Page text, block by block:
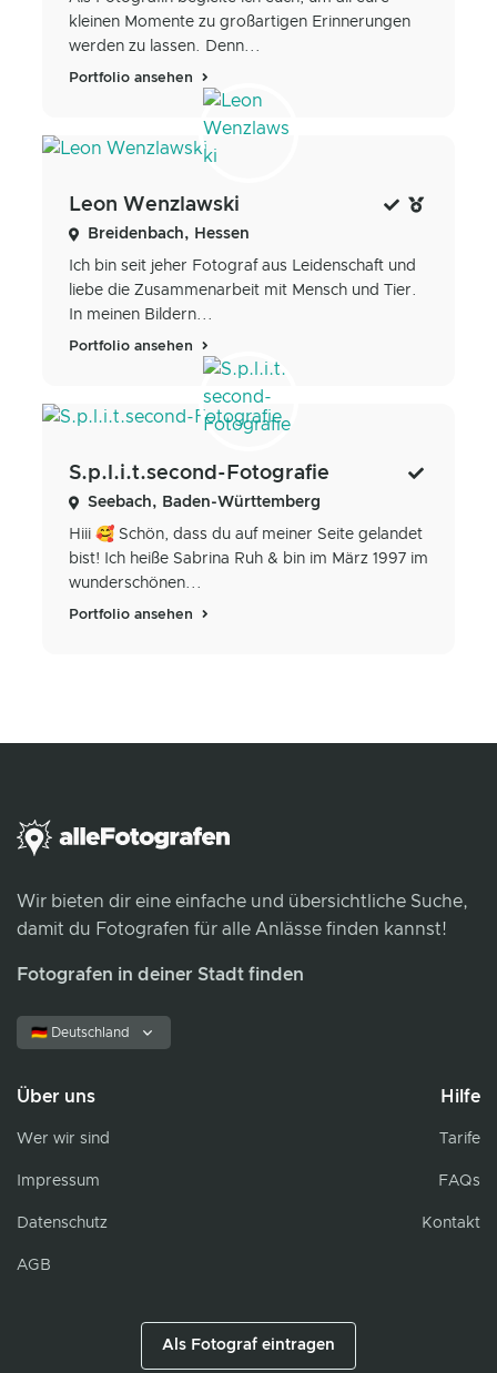
kleinen Momente zu großartigen Erinnerungen
werden zu lassen. Denn...
Portfolio ansehen
Leon Wenzlawski
Breidenbach, Hessen
Ich bin seit jeher Fotograf aus Leidenschaft und
liebe die Zusammenarbeit mit Mensch und Tier.
In meinen Bildern...
Portfolio ansehen
S.p.l.i.t.second-Fotografie
Seebach, Baden-Württemberg
Hiii 🥰 Schön, dass du auf meiner Seite gelandet
bist! Ich heiße Sabrina Ruh & bin im März 1997 im
wunderschönen...
Portfolio ansehen
Wir bieten dir eine einfache und übersichtliche Suche,
damit du Fotografen für alle Anlässe finden kannst!
Fotografen in deiner Stadt finden
🇩🇪 Deutschland
Über uns
Wer wir sind
Impressum
Datenschutz
AGB
Hilfe
Tarife
FAQs
Kontakt
Als Fotograf eintragen